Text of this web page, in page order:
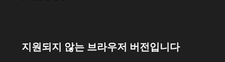
지원되지 않는 브라우저 버전입니다